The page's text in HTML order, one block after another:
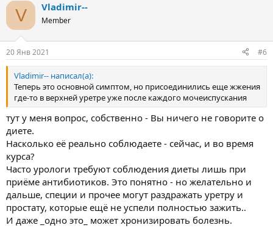
V Vladimir--
Member
20 Янв 2021 #6
Vladimir-- написал(а):
Теперь это основной симптом, но присоединились еще жжения
где-то в верхней уретре уже после каждого мочеиспускания
тут у меня вопрос, собственно - Вы ничего не говорите о
диете.
Насколько её реально соблюдаете - сейчас, и во время
курса?
Часто урологи требуют соблюдения диеты лишь при
приёме антибиотиков. Это понятно - но желательно и
дальше, специи и прочее могут раздражать уретру и
простату, которые ещё не успели полностью зажить..
И даже _одно это_ может хронизировать болезнь.